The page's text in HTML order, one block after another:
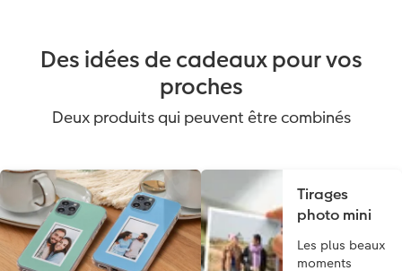
Des idées de cadeaux pour vos
proches
Deux produits qui peuvent être combinés
Tirages
photo mini
Les plus beaux
moments